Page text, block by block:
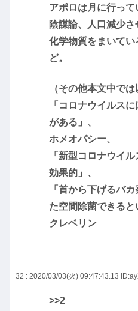
アポロは月に行っ
陰謀論、人口減少
化学物質をまいて
ど。
（その他本文中では
「コロナウイルス
がある」、
ホメオパシー、
「新型コロナウイ
効果的」、
「首から下げるバ
た空間除菌できると
クレベリン
32 : 2020/03/03(火) 09:47:43.13
>>2